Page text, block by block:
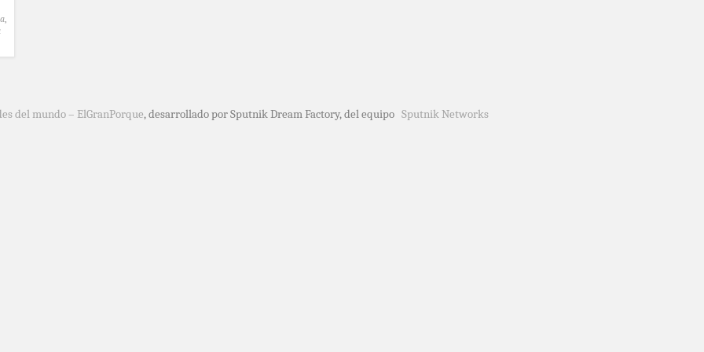
,
del mundo – ElGranPorque, desarrollado por Sputnik Dream Factory, del equipo Sputnik Networks